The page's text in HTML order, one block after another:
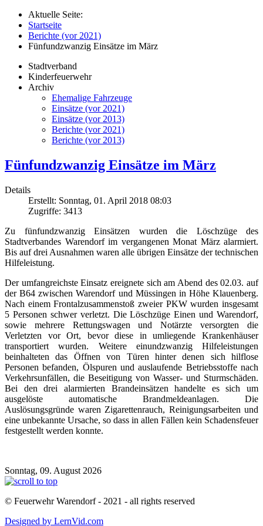
Aktuelle Seite:
Startseite
Berichte (vor 2021)
Fünfundzwanzig Einsätze im März
Stadtverband
Kinderfeuerwehr
Archiv
Ehemalige Fahrzeuge
Einsätze (vor 2021)
Einsätze (vor 2013)
Berichte (vor 2021)
Berichte (vor 2013)
Fünfundzwanzig Einsätze im März
Details
Erstellt: Sonntag, 01. April 2018 08:03
Zugriffe: 3413
Zu fünfundzwanzig Einsätzen wurden die Löschzüge des
Stadtverbandes Warendorf im vergangenen Monat März alarmiert.
Bis auf drei Ausnahmen waren alle übrigen Einsätze der technischen
Hilfeleistung.
Der umfangreichste Einsatz ereignete sich am Abend des 02.03. auf
der B64 zwischen Warendorf und Müssingen in Höhe Klauenberg.
Nach einem Frontalzusammenstoß zweier PKW wurden insgesamt
5 Personen schwer verletzt. Die Löschzüge Einen und Warendorf,
sowie mehrere Rettungswagen und Notärzte versorgten die
Verletzten vor Ort, bevor diese in umliegende Krankenhäuser
transportiert wurden. Weitere einundzwanzig Hilfeleistungen
beinhalteten das Öffnen von Türen hinter denen sich hilflose
Personen befanden, Ölspuren und auslaufende Betriebsstoffe nach
Verkehrsunfällen, die Beseitigung von Wasser- und Sturmschäden.
Bei den drei alarmierten Brandeinsätzen handelte es sich um
ausgelöste automatische Brandmeldeanlagen. Die
Auslösungsgründe waren Zigarettenrauch, Reinigungsarbeiten und
eine unbekannte Ursache, so dass in allen Fällen kein Schadensfeuer
festgestellt werden konnte.
Sonntag, 09. August 2026
© Feuerwehr Warendorf - 2021 - all rights reserved
Designed by LernVid.com